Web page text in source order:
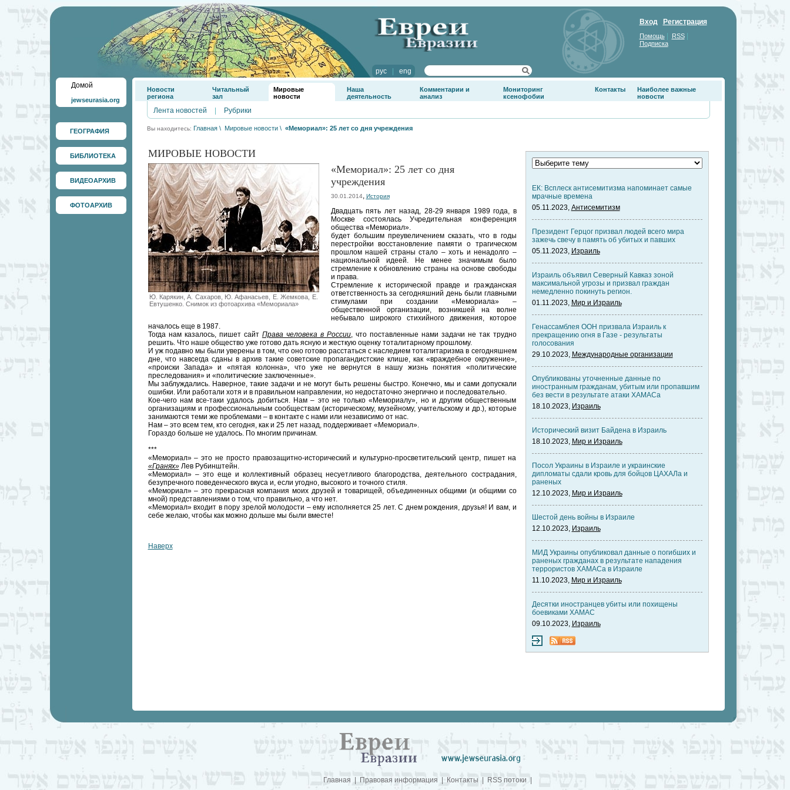
рус| eng
Вход Регистрация
Помощь| RSS|
Подписка
Домой
jewseurasia.org
ГЕОГРАФИЯ
БИБЛИОТЕКА
ВИДЕОАРХИВ
ФОТОАРХИВ
Новости
региона
Читальный
зал
Мировые
новости
Наша
деятельность
Комментарии и
анализ
Мониторинг
ксенофобии
Контакты
Наиболее важные
новости
Лента новостей Рубрики
Вы находитесь: Главная \ Мировые новости \ «Мемориал»: 25 лет со дня учреждения
МИРОВЫЕ НОВОСТИ
Ю. Карякин, А. Сахаров, Ю. Афанасьев, Е. Жемкова, Е.
Евтушенко. Снимок из фотоархива «Мемориала»
«Мемориал»: 25 лет со дня
учреждения
30.01.2014, История
Двадцать пять лет назад, 28-29 января 1989 года, в
Москве состоялась Учредительная конференция
общества «Мемориал».
будет большим преувеличением сказать, что в годы
перестройки восстановление памяти о трагическом
прошлом нашей страны стало – хоть и ненадолго –
национальной идеей. Не менее значимым было
стремление к обновлению страны на основе свободы
и права.
Стремление к исторической правде и гражданская
ответственность за сегодняшний день были главными
стимулами при создании «Мемориала» –
общественной организации, возникшей на волне
небывало широкого стихийного движения, которое
началось еще в 1987.
Тогда нам казалось, пишет сайт Права человека в России, что поставленные нами задачи не так трудно
решить. Что наше общество уже готово дать ясную и жесткую оценку тоталитарному прошлому.
И уж подавно мы были уверены в том, что оно готово расстаться с наследием тоталитаризма в сегодняшнем
дне, что навсегда сданы в архив такие советские пропагандистские клише, как «враждебное окружение»,
«происки Запада» и «пятая колонна», что уже не вернутся в нашу жизнь понятия «политические
преследования» и «политические заключенные».
Мы заблуждались. Наверное, такие задачи и не могут быть решены быстро. Конечно, мы и сами допускали
ошибки. Или работали хотя и в правильном направлении, но недостаточно энергично и последовательно.
Кое-чего нам все-таки удалось добиться. Нам – это не только «Мемориалу», но и другим общественным
организациям и профессиональным сообществам (историческому, музейному, учительскому и др.), которые
занимаются теми же проблемами – в контакте с нами или независимо от нас.
Нам – это всем тем, кто сегодня, как и 25 лет назад, поддерживает «Мемориал».
Гораздо больше не удалось. По многим причинам.
***
«Мемориал» – это не просто правозащитно-исторический и культурно-просветительский центр, пишет на
«Гранях»Лев Рубинштейн.
«Мемориал» – это еще и коллективный образец несуетливого благородства, деятельного сострадания,
безупречного поведенческого вкуса и, если угодно, высокого и точного стиля.
«Мемориал» – это прекрасная компания моих друзей и товарищей, объединенных общими (и общими со
мной) представлениями о том, что правильно, а что нет.
«Мемориал» входит в пору зрелой молодости – ему исполняется 25 лет. С днем рождения, друзья! И вам, и
себе желаю, чтобы как можно дольше мы были вместе!
Наверх
ЕК: Всплеск антисемитизма напоминает самые
мрачные времена
05.11.2023, Антисемитизм
Президент Герцог призвал людей всего мира
зажечь свечу в память об убитых и павших
05.11.2023, Израиль
Израиль объявил Северный Кавказ зоной
максимальной угрозы и призвал граждан
немедленно покинуть регион.
01.11.2023, Мир и Израиль
Генассамблея ООН призвала Израиль к
прекращению огня в Газе - результаты
голосования
29.10.2023, Международные организации
Опубликованы уточненные данные по
иностранным гражданам, убитым или пропавшим
без вести в результате атаки ХАМАСа
18.10.2023, Израиль
Исторический визит Байдена в Израиль
18.10.2023, Мир и Израиль
Посол Украины в Израиле и украинские
дипломаты сдали кровь для бойцов ЦАХАЛа и
раненых
12.10.2023, Мир и Израиль
Шестой день войны в Израиле
12.10.2023, Израиль
МИД Украины опубликовал данные о погибших и
раненых гражданах в результате нападения
террористов ХАМАСа в Израиле
11.10.2023, Мир и Израиль
Десятки иностранцев убиты или похищены
боевиками ХАМАС
09.10.2023, Израиль
Главная Правовая информация Контакты RSS потоки